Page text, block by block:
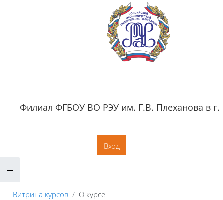
Перейти к основному содержанию
Филиал ФГБОУ ВО РЭУ им. Г.В. Плеханова в г.
Вход
Витрина курсов О курсе